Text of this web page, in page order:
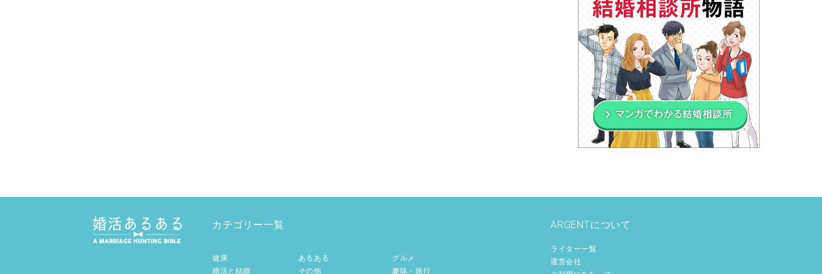
カテゴリー一覧
健康
婚活と結婚
あるある
その他
グルメ
趣味・旅行
ARGENTについて
ライター一覧
運営会社